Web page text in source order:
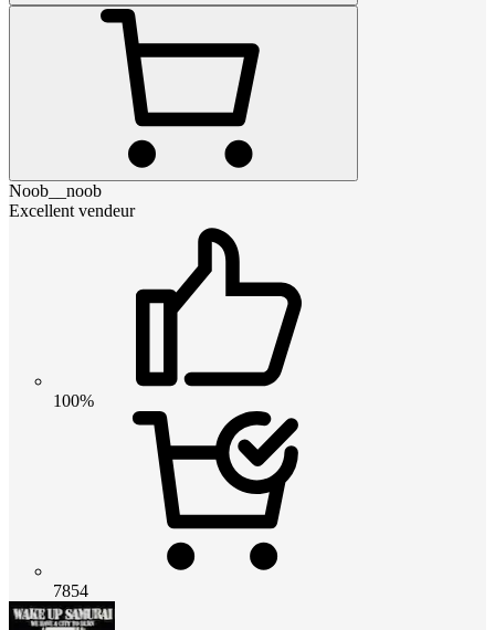
Noob__noob
Excellent vendeur
100%
7854